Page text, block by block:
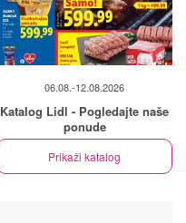
06.08.-12.08.2026
Katalog Lidl - Pogledajte naše
ponude
Prikaži katalog